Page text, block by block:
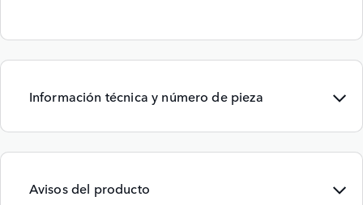
Información técnica y número de pieza
Avisos del producto